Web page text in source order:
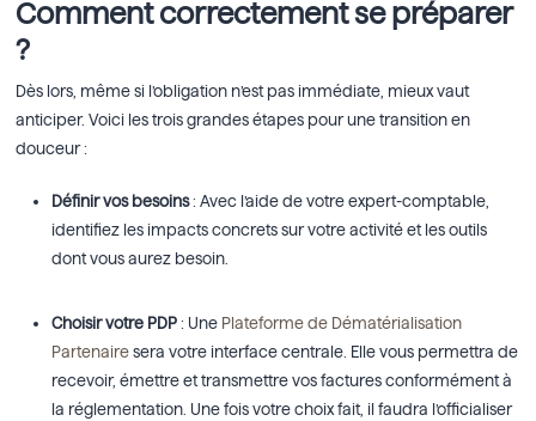
Comment correctement se préparer
?
Dès lors, même si l’obligation n’est pas immédiate, mieux vaut
anticiper. Voici les trois grandes étapes pour une transition en
douceur :
Définir vos besoins: Avec l’aide de votre expert-comptable,
identifiez les impacts concrets sur votre activité et les outils
dont vous aurez besoin.
Choisir votre PDP : Une Plateforme de Dématérialisation
Partenaire sera votre interface centrale. Elle vous permettra de
recevoir, émettre et transmettre vos factures conformément à
la réglementation. Une fois votre choix fait, il faudra l’officialiser